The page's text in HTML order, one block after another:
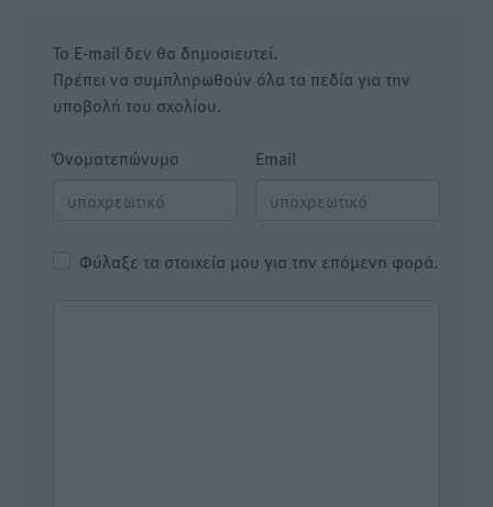
Το E-mail δεν θα δημοσιευτεί.
Πρέπει να συμπληρωθούν όλα τα πεδία για την
υποβολή του σχολίου.
Όνοματεπώνυμο Email
Φύλαξε τα στοιχεία μου για την επόμενη φορά.